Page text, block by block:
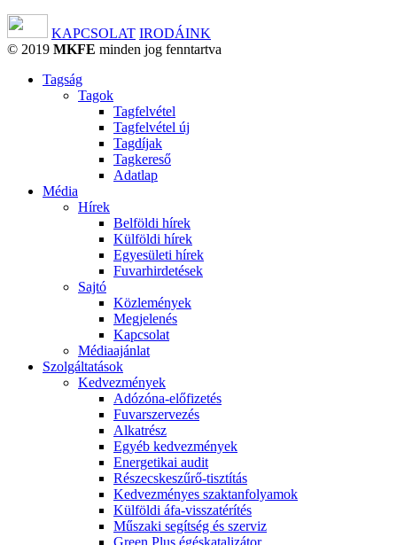
KAPCSOLAT IRODÁINK
© 2019 MKFE minden jog fenntartva
Tagság
Tagok
Tagfelvétel
Tagfelvétel új
Tagdíjak
Tagkereső
Adatlap
Média
Hírek
Belföldi hírek
Külföldi hírek
Egyesületi hírek
Fuvarhirdetések
Sajtó
Közlemények
Megjelenés
Kapcsolat
Médiaajánlat
Szolgáltatások
Kedvezmények
Adózóna-előfizetés
Fuvarszervezés
Alkatrész
Egyéb kedvezmények
Energetikai audit
Részecskeszűrő-tisztítás
Kedvezményes szaktanfolyamok
Külföldi áfa-visszatérítés
Műszaki segítség és szerviz